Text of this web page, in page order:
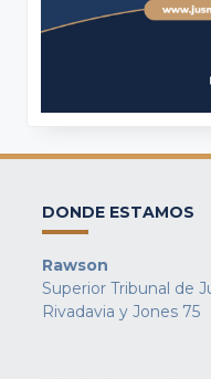
DONDE ESTAMOS
Rawson
Superior Tribunal de
Rivadavia y Jones 75